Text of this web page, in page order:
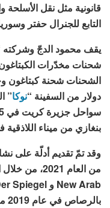
قانونية مثل نقل الأسلحة
التابع للجنرال حفتر
يقف محمود الدجّ وشركته
شحنات مخدّرات الكبتاغون
دولار من السفينة “نوكا”
بنغازي من ميناء
وقد تمّ تقديم أدلّة على
من العام 2021، من خلال التحقيقات التي أجراها
بالرصاص في عام 2019 من قِبل محكمة بنغازي بسبب أفعاله.